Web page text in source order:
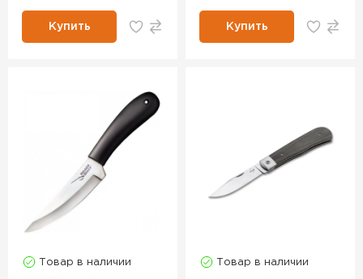
Купить Купить
Товар в наличии Товар в наличии